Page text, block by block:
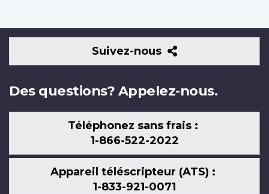
Suivez-nous
Suivez-
nous
Des questions? Appelez-nous.
Téléphonez sans frais :
1-866-522-2022
Appareil téléscripteur (ATS) :
1-833-921-0071